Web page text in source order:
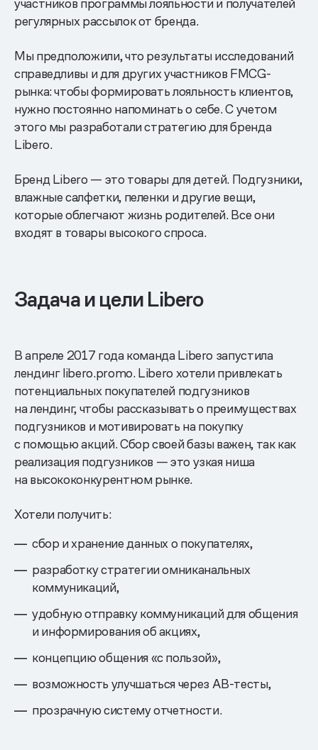
регулярных рассылок от бренда.
Мы предположили, что результаты исследований
справедливы и для других участников FMCG-
рынка: чтобы формировать лояльность клиентов,
нужно постоянно напоминать о себе. С учетом
этого мы разработали стратегию для бренда
Libero.
Бренд Libero — это товары для детей. Подгузники,
влажные салфетки, пеленки и другие вещи,
которые облегчают жизнь родителей. Все они
входят в товары высокого спроса.
Задача и цели Libero
В апреле 2017 года команда Libero запустила
лендинг libero.promo. Libero хотели привлекать
потенциальных покупателей подгузников
на лендинг, чтобы рассказывать о преимуществах
подгузников и мотивировать на покупку
с помощью акций. Сбор своей базы важен, так как
реализация подгузников — это узкая ниша
на высококонкурентном рынке.
Хотели получить:
сбор и хранение данных о покупателях,
разработку стратегии омниканальных
коммуникаций,
удобную отправку коммуникаций для общения
и информирования об акциях,
концепцию общения «с пользой»,
возможность улучшаться через AB-тесты,
прозрачную систему отчетности.